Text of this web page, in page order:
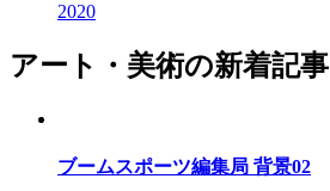
2020
アート・美術の新着記事
ブームスポーツ編集局 背景02